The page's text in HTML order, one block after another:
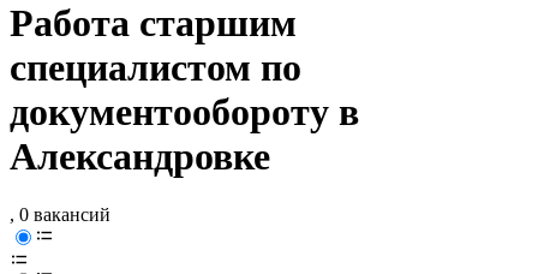
Работа старшим
специалистом по
документообороту в
Александровке
, 0 вакансий